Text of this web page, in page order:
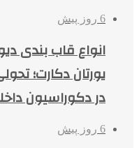
6 روز پیش
انواع قاب بندی
یورتان دکارت؛
در دکوراسیون
6 روز پیش